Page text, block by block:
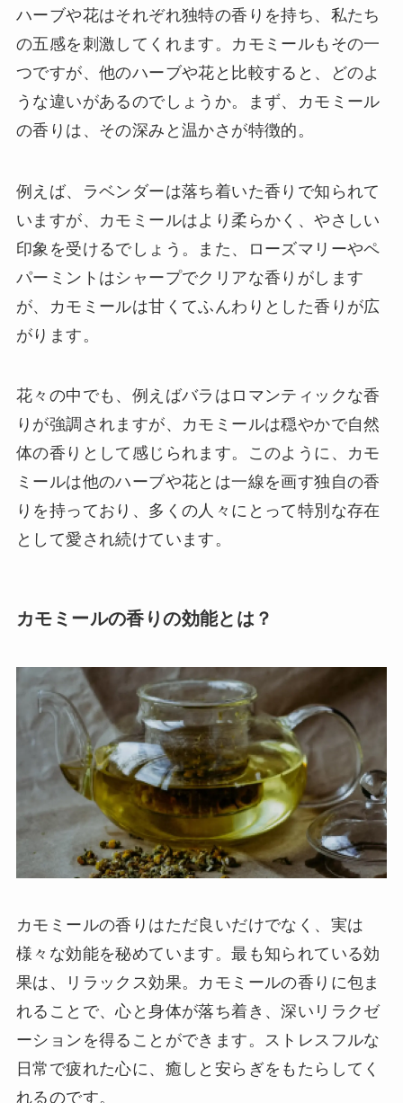
ハーブや花はそれぞれ独特の香りを持ち、私たち
の五感を刺激してくれます。カモミールもその一
つですが、他のハーブや花と比較すると、どのよ
うな違いがあるのでしょうか。まず、カモミール
の香りは、その深みと温かさが特徴的。
例えば、ラベンダーは落ち着いた香りで知られて
いますが、カモミールはより柔らかく、やさしい
印象を受けるでしょう。また、ローズマリーやペ
パーミントはシャープでクリアな香りがします
が、カモミールは甘くてふんわりとした香りが広
がります。
花々の中でも、例えばバラはロマンティックな香
りが強調されますが、カモミールは穏やかで自然
体の香りとして感じられます。このように、カモ
ミールは他のハーブや花とは一線を画す独自の香
りを持っており、多くの人々にとって特別な存在
として愛され続けています。
カモミールの香りの効能とは？
カモミールの香りはただ良いだけでなく、実は
様々な効能を秘めています。最も知られている効
果は、リラックス効果。カモミールの香りに包ま
れることで、心と身体が落ち着き、深いリラクゼ
ーションを得ることができます。ストレスフルな
日常で疲れた心に、癒しと安らぎをもたらしてく
れるのです。